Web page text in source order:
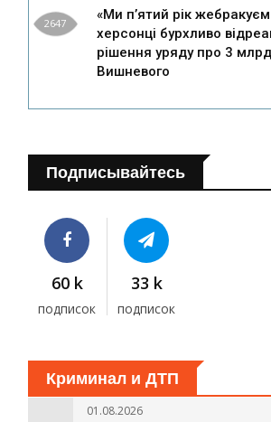
2647
«Ми п’ятий рік
херсонці бурхливо
рішення уряду про 3
Вишневого
Подписывайтесь
60 k
подписок
33 k
подписок
Криминал и ДТП
01.08.2026